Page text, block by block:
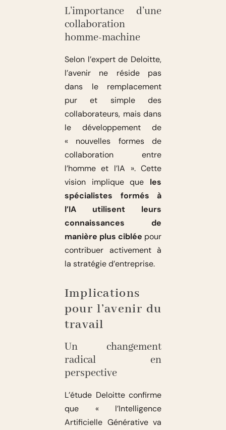
L’importance d’une
collaboration
homme-machine
Selon l’expert de Deloitte,
l’avenir ne réside pas
dans le remplacement
pur et simple des
collaborateurs, mais dans
le développement de
« nouvelles formes de
collaboration entre
l’homme et l’IA ». Cette
vision implique que les
spécialistes formés à
l’IA utilisent leurs
connaissances de
manière plus ciblée pour
contribuer activement à
la stratégie d’entreprise.
Implications
pour l’avenir du
travail
Un changement
radical en
perspective
L’étude Deloitte confirme
que « l’Intelligence
Artificielle Générative va